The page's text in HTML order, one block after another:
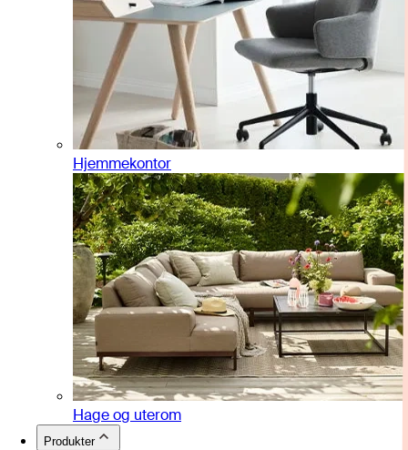
Hjemmekontor
Hage og uterom
Produkter